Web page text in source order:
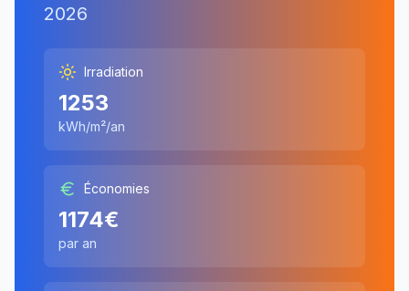
2026
Irradiation
1253
kWh/m²/an
Économies
1174€
par an